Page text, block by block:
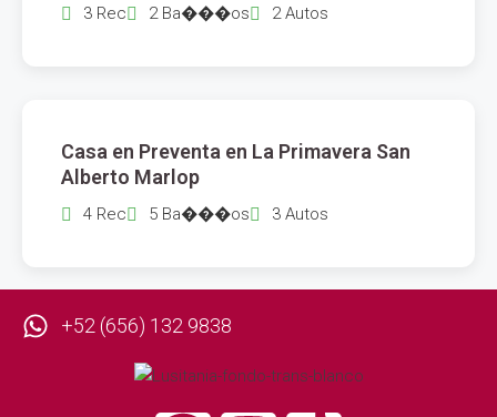
3 Rec 2 Ba���os 2 Autos
VENTA
Casa en Preventa en La Primavera San
Alberto Marlop
4 Rec 5 Ba���os 3 Autos
+52 (656) 132 9838